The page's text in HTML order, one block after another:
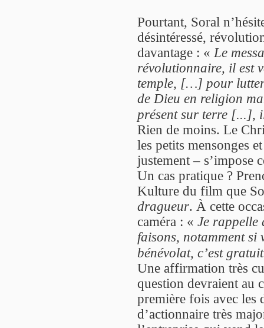
Pourtant, Soral
désintéressé,
davantage : «Le
révolutionnaire, il est
temple, […] pour
de Dieu en religion
présent sur terre [...],
Rien de moins. Le
les petits mensonges
justement – s’impose
Un cas pratique ?
Kulture du film que
dragueur. À cette
caméra : « Je rappelle
faisons, notamment si
bénévolat, c’est
Une affirmation très
question devraient au
première fois avec les
d’actionnaire très